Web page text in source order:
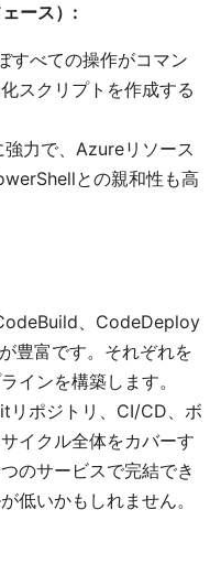
ース）:
すべての操作がコマン
スクリプトを作成する
力で、Azureリソース
との親和性も高
、CodeDeploy
豊富です。それぞれを
インを構築します。
ポジトリ、CI/CD、ボ
イクル全体をカバーす
のサービスで完結でき
低いかもしれません。